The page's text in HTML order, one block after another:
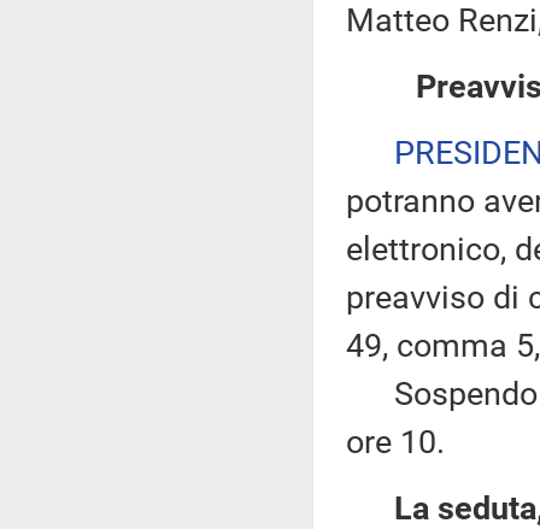
Matteo
potranno
elettronico,
preavviso di
49, comma
Sospendo
ore 10.
La